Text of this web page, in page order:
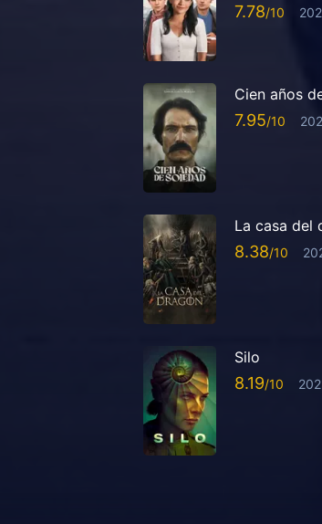
7.78
Cien años
7.95
La casa del
8.38
Silo
8.19